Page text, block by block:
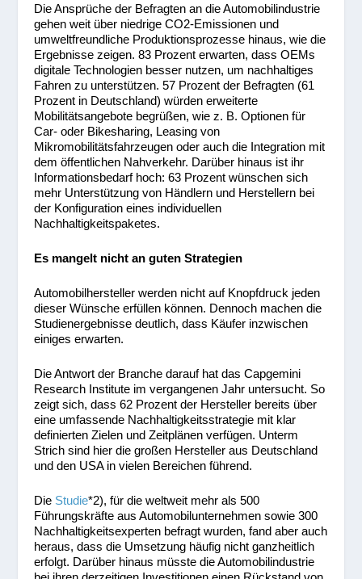
Die Ansprüche der Befragten an die Automobilindustrie
gehen weit über niedrige CO2-Emissionen und
umweltfreundliche Produktionsprozesse hinaus, wie die
Ergebnisse zeigen. 83 Prozent erwarten, dass OEMs
digitale Technologien besser nutzen, um nachhaltiges
Fahren zu unterstützen. 57 Prozent der Befragten (61
Prozent in Deutschland) würden erweiterte
Mobilitätsangebote begrüßen, wie z. B. Optionen für
Car- oder Bikesharing, Leasing von
Mikromobilitätsfahrzeugen oder auch die Integration mit
dem öffentlichen Nahverkehr. Darüber hinaus ist ihr
Informationsbedarf hoch: 63 Prozent wünschen sich
mehr Unterstützung von Händlern und Herstellern bei
der Konfiguration eines individuellen
Nachhaltigkeitspaketes.
Es mangelt nicht an guten Strategien
Automobilhersteller werden nicht auf Knopfdruck jeden
dieser Wünsche erfüllen können. Dennoch machen die
Studienergebnisse deutlich, dass Käufer inzwischen
einiges erwarten.
Die Antwort der Branche darauf hat das Capgemini
Research Institute im vergangenen Jahr untersucht. So
zeigt sich, dass 62 Prozent der Hersteller bereits über
eine umfassende Nachhaltigkeitsstrategie mit klar
definierten Zielen und Zeitplänen verfügen. Unterm
Strich sind hier die großen Hersteller aus Deutschland
und den USA in vielen Bereichen führend.
Die Studie*2), für die weltweit mehr als 500
Führungskräfte aus Automobilunternehmen sowie 300
Nachhaltigkeitsexperten befragt wurden, fand aber auch
heraus, dass die Umsetzung häufig nicht ganzheitlich
erfolgt. Darüber hinaus müsste die Automobilindustrie